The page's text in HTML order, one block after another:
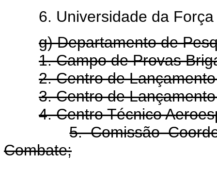
6. Universidade da Força
g) Departamento de
1. Campo de Provas
2. Centro de
3. Centro de
4. Centro Técnico
5. Comissão
Combate;